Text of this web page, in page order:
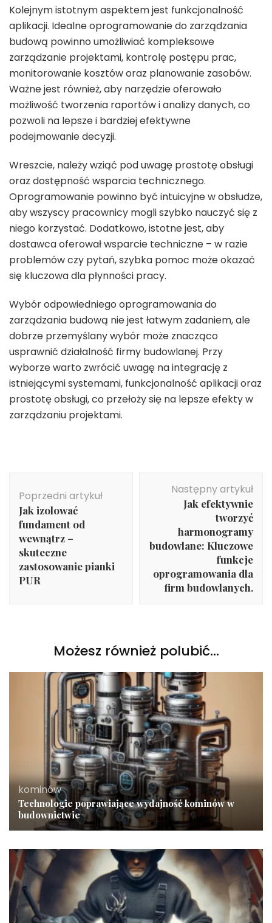
Kolejnym istotnym aspektem jest funkcjonalność
aplikacji. Idealne oprogramowanie do zarządzania
budową powinno umożliwiać kompleksowe
zarządzanie projektami, kontrolę postępu prac,
monitorowanie kosztów oraz planowanie zasobów.
Ważne jest również, aby narzędzie oferowało
możliwość tworzenia raportów i analizy danych, co
pozwoli na lepsze i bardziej efektywne
podejmowanie decyzji.
Wreszcie, należy wziąć pod uwagę prostotę obsługi
oraz dostępność wsparcia technicznego.
Oprogramowanie powinno być intuicyjne w obsłudze,
aby wszyscy pracownicy mogli szybko nauczyć się z
niego korzystać. Dodatkowo, istotne jest, aby
dostawca oferował wsparcie techniczne – w razie
problemów czy pytań, szybka pomoc może okazać
się kluczowa dla płynności pracy.
Wybór odpowiedniego oprogramowania do
zarządzania budową nie jest łatwym zadaniem, ale
dobrze przemyślany wybór może znacząco
usprawnić działalność firmy budowlanej. Przy
wyborze warto zwrócić uwagę na integrację z
istniejącymi systemami, funkcjonalność aplikacji oraz
prostotę obsługi, co przełoży się na lepsze efekty w
zarządzaniu projektami.
wpisu
Poprzedni artykuł
Jak izolować
fundament od
wewnątrz –
skuteczne
zastosowanie pianki
PUR
Następny artykuł
Jak efektywnie
tworzyć
harmonogramy
budowlane: Kluczowe
funkcje
oprogramowania dla
firm budowlanych.
Możesz również polubić…
kominów
Technologie poprawiające wydajność kominów w
budownictwie